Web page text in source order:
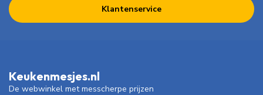
Klantenservice
Keukenmesjes.nl
De webwinkel met messcherpe prijzen